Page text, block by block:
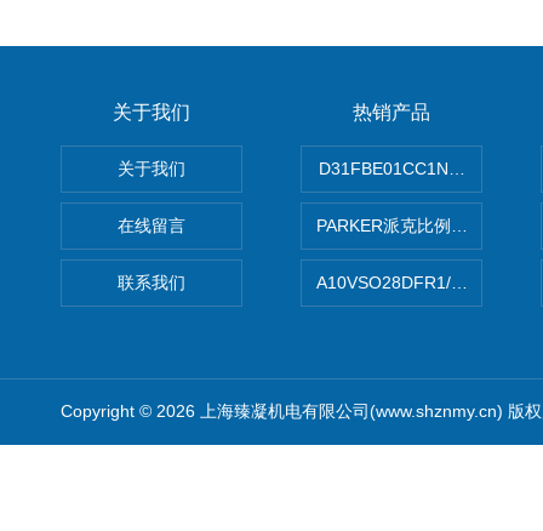
关于我们
关于我们
在线留言
联系我们
热销产品
PARKER派克比例阀 柱塞泵
A10VSO28DFR1/
Copyright © 2026 上海臻凝机电有限公司(www.shznmy.cn) 版